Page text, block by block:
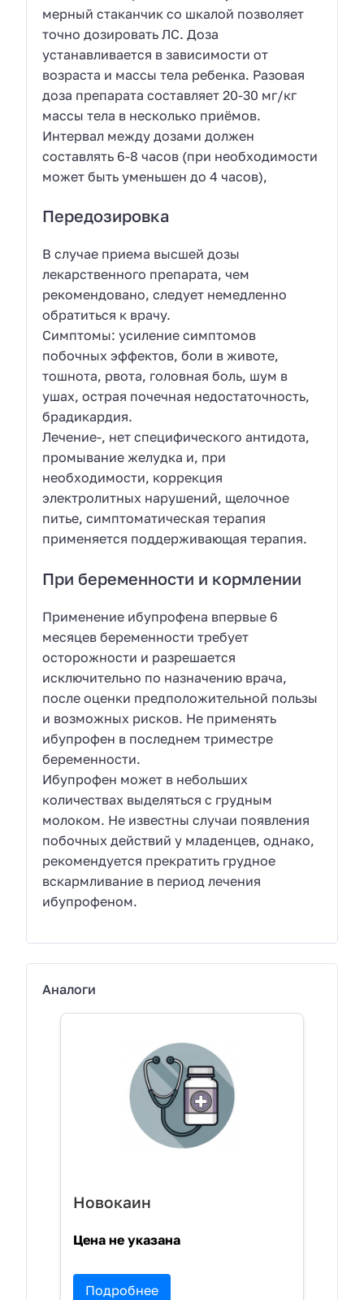
мерный стаканчик со шкалой позволяет
точно дозировать ЛС. Доза
устанавливается в зависимости от
возраста и массы тела ребенка. Разовая
доза препарата составляет 20-30 мг/кг
массы тела в несколько приёмов.
Интервал между дозами должен
составлять 6-8 часов (при необходимости
может быть уменьшен до 4 часов),
Передозировка
В случае приема высшей дозы
лекарственного препарата, чем
рекомендовано, следует немедленно
обратиться к врачу.
Симптомы: усиление симптомов
побочных эффектов, боли в животе,
тошнота, рвота, головная боль, шум в
ушах, острая почечная недостаточность,
брадикардия.
Лечение-, нет специфического антидота,
промывание желудка и, при
необходимости, коррекция
электролитных нарушений, щелочное
питье, симптоматическая терапия
применяется поддерживающая терапия.
При беременности и кормлении
Применение ибупрофена впервые 6
месяцев беременности требует
осторожности и разрешается
исключительно по назначению врача,
после оценки предположительной пользы
и возможных рисков. Не применять
ибупрофен в последнем триместре
беременности.
Ибупрофен может в небольших
количествах выделяться с грудным
молоком. Не известны случаи появления
побочных действий у младенцев, однако,
рекомендуется прекратить грудное
вскармливание в период лечения
ибупрофеном.
Аналоги
Новокаин
Цена не указана
Подробнее